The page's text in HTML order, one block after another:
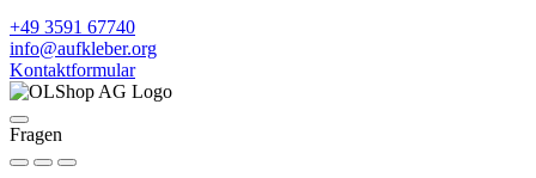
+49 3591 67740
info@aufkleber.org
Kontaktformular
Fragen